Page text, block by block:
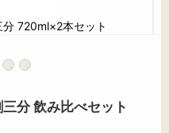
720ml×2本セット
分 飲み比べセット